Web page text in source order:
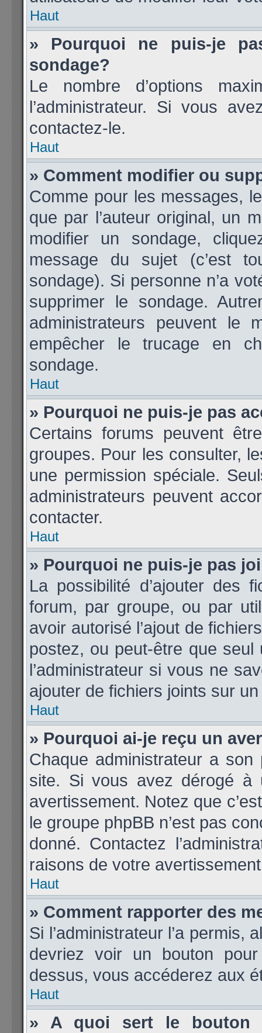
Haut
» Pourquoi ne puis-je
sondage?
Le nombre d’options
l’administrateur. Si vous
contactez-le.
Haut
» Comment modifier ou
Comme pour les messages,
que par l’auteur original, un
modifier un sondage,
message du sujet (c’est
sondage). Si personne n’a
supprimer le sondage.
administrateurs peuvent le
empêcher le trucage en
sondage.
Haut
» Pourquoi ne puis-je pas
Certains forums peuvent
groupes. Pour les consulter,
une permission spéciale.
administrateurs peuvent
contacter.
Haut
» Pourquoi ne puis-je pas
La possibilité d’ajouter des
forum, par groupe, ou par
avoir autorisé l’ajout de
postez, ou peut-être que
l’administrateur si vous ne
ajouter de fichiers joints sur
Haut
» Pourquoi ai-je reçu un
Chaque administrateur a
site. Si vous avez dérogé à
avertissement. Notez que
le groupe phpBB n’est pas
donné. Contactez
raisons de votre
Haut
» Comment rapporter des
Si l’administrateur l’a
devriez voir un bouton
dessus, vous accéderez aux
Haut
» A quoi sert le bouton